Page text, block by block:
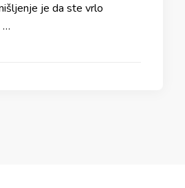
je da ste vrlo
…